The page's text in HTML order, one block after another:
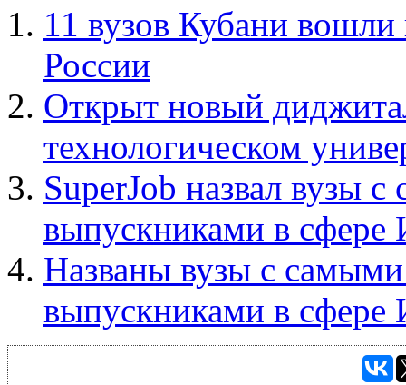
11 вузов Кубани
России
Открыт новый
технологическом
SuperJob назвал вузы
выпускниками в сфере
Названы вузы с
выпускниками в сфере